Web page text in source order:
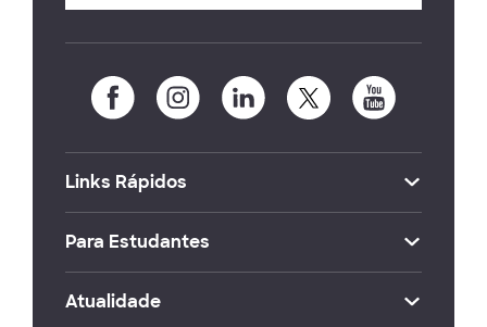
Links Rápidos
Para Estudantes
Atualidade